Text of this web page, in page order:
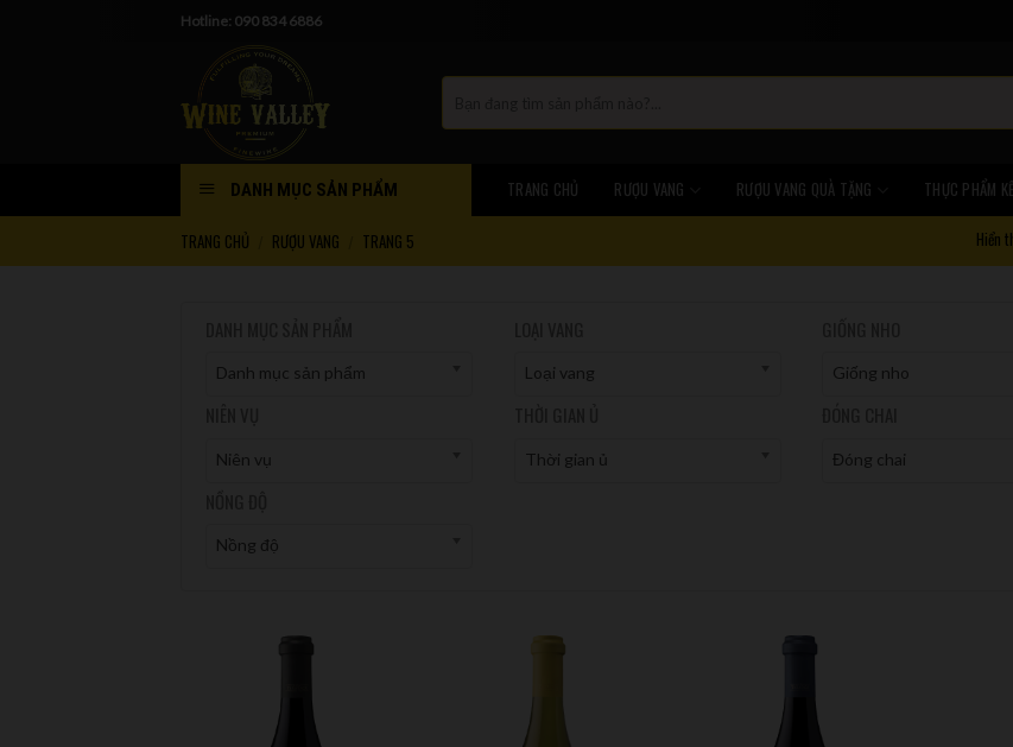
Hotline: 090 834 6886
DANH MỤC SẢN PHẨM TRANG CHỦ RƯỢU VANG RƯỢU VANG QUÀ TẶNG THỰC PHẨM
TRANG CHỦ RƯỢU VANG TRANG 5 Hiển
Danh mục sản phẩm Loại vang Giống nho
Niên vụ Thời gian ủ Đóng chai
Nồng độ